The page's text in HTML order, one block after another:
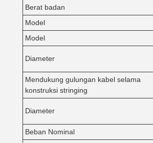
Berat badan
Model
Model
Diameter
Mendukung gulungan kabel selama
konstruksi stringing
Diameter
Beban Nominal